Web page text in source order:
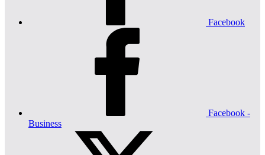
Facebook
Facebook -
Business